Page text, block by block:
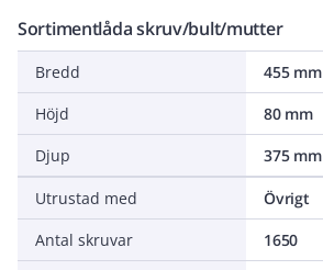
Sortimentlåda skruv/bult/mutter
Bredd
455 mm
Höjd
80 mm
Djup
375 mm
Utrustad med
Övrigt
Antal skruvar
1650